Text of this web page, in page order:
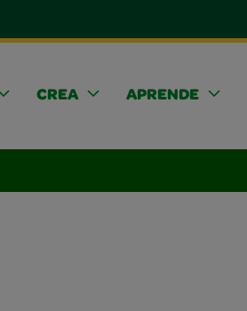
CREA APRENDE